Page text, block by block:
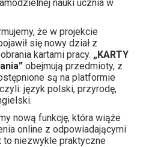
nauki ucznia w
że w projekcie
się nowy dział z
kartami pracy. „KARTY
obejmują przedmioty, z
są na platformie
język polski, przyrodę,
nową funkcję, która wiąże
online z odpowiadającymi
to niezwykle praktyczne